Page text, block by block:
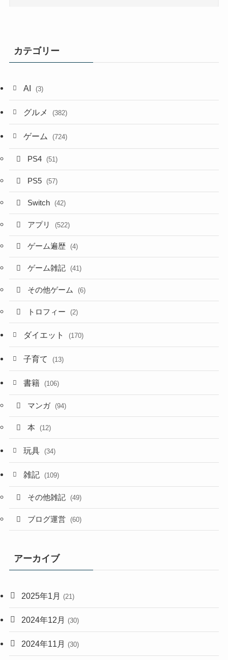
カテゴリー
AI (3)
グルメ (382)
ゲーム (724)
PS4 (51)
PS5 (57)
Switch (42)
アプリ (522)
ゲーム遍歴 (4)
ゲーム雑記 (41)
その他ゲーム (6)
トロフィー (2)
ダイエット (170)
子育て (13)
書籍 (106)
マンガ (94)
本 (12)
玩具 (34)
雑記 (109)
その他雑記 (49)
ブログ運営 (60)
アーカイブ
2025年1月 (21)
2024年12月 (30)
2024年11月 (30)